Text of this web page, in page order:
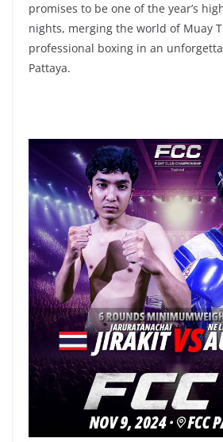
promises to be one of the year’s
nights, merging the world of Muay
professional boxing in an
Pattaya.